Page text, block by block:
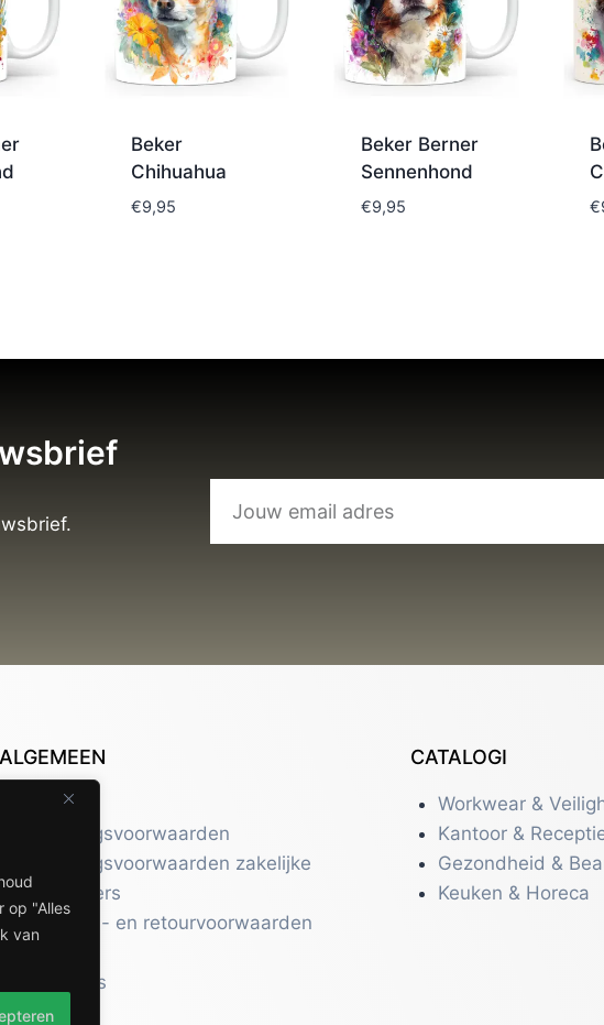
op "Alles
van
Beker
Chihuahua
€9,95
Beker Berner
Sennenhond
€9,95 €
ALGEMEEN
Contact
Leveringsvoorwaarden
Leveringsvoorwaarden zakelijke
gebruikers
Verzend- en retourvoorwaarden
Over ons
CATALOGI
Workwear &
Kantoor &
Gezondheid &
Keuken & Horeca